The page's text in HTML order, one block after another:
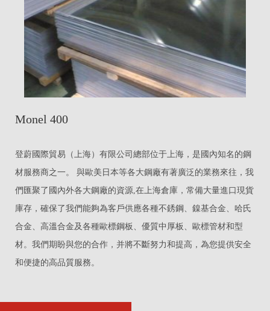
Monel 400
登蔚國際貿易（上海）有限公司總部位于上海，是國內知名的鋼
材服務商之一。 與歐美日本等各大鋼廠有著廣泛的業務來往，我
們匯聚了國內外各大鋼廠的資源,在上海倉庫，常備大量進口現貨
庫存，確保了我們能夠為客戶供應各種不銹鋼、鎳基合金、哈氏
合金、高溫合金及各種歐標鋼板、優質中厚板、歐標管材和型
材。我們期盼與您的合作，并將不斷努力和提高，為您提供安全
和便捷的高品質服務。